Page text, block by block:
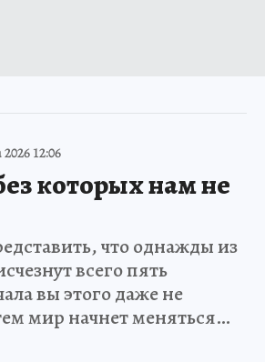
12:06
которых нам не
что однажды из
всего пять
вы этого даже не
мир начнет меняться…